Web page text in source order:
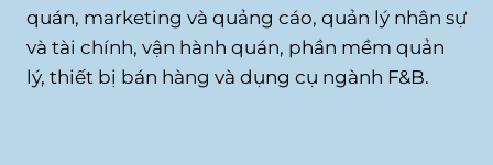
quán, marketing và quảng cáo, quản lý nhân sự
và tài chính, vận hành quán, phần mềm quản
lý, thiết bị bán hàng và dụng cụ ngành F&B.